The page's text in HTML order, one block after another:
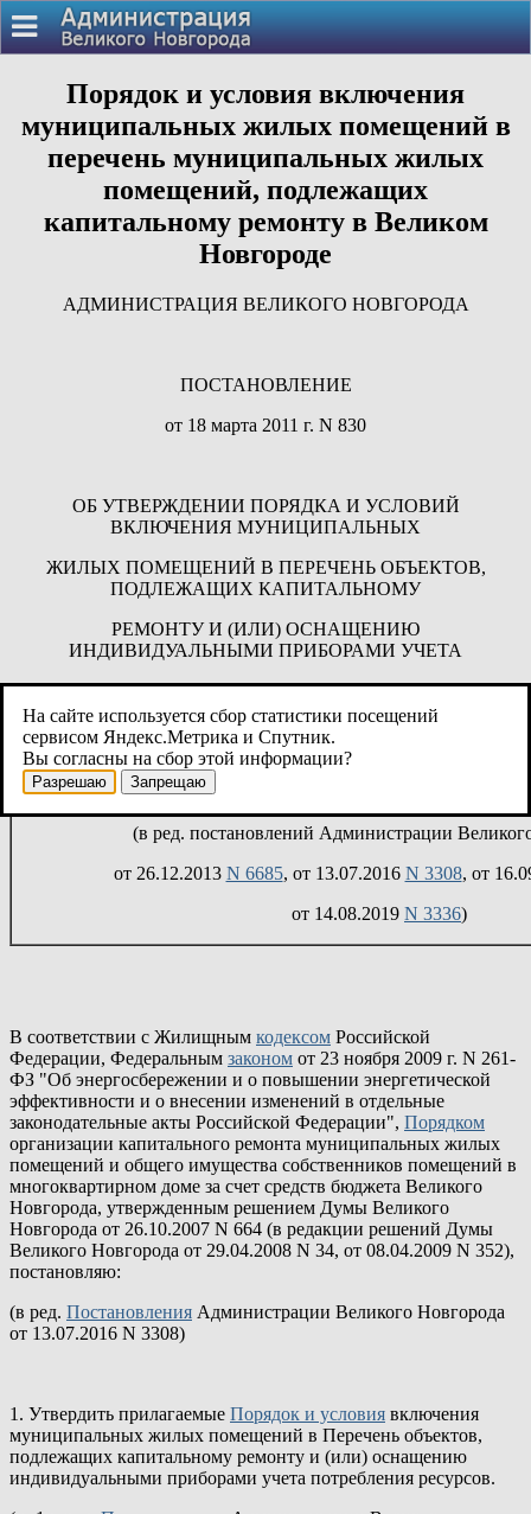
Порядок и условия включения
муниципальных жилых помещений в
перечень муниципальных жилых
помещений, подлежащих
капитальному ремонту в Великом
Новгороде
АДМИНИСТРАЦИЯ ВЕЛИКОГО НОВГОРОДА
ПОСТАНОВЛЕНИЕ
от 18 марта 2011 г. N 830
ОБ УТВЕРЖДЕНИИ ПОРЯДКА И УСЛОВИЙ
ВКЛЮЧЕНИЯ МУНИЦИПАЛЬНЫХ
ЖИЛЫХ ПОМЕЩЕНИЙ В ПЕРЕЧЕНЬ ОБЪЕКТОВ,
ПОДЛЕЖАЩИХ КАПИТАЛЬНОМУ
РЕМОНТУ И (ИЛИ) ОСНАЩЕНИЮ
ИНДИВИДУАЛЬНЫМИ ПРИБОРАМИ УЧЕТА
ПОТРЕБЛЕНИЯ РЕСУРСОВ
(в ред. постановлений Администрации
от 26.12.2013 N 6685, от 13.07.2016 N 3308, от
от 14.08.2019 N 3336)
В соответствии с Жилищным кодексом Российской
Федерации, Федеральным законом от 23 ноября 2009 г. N 261-
ФЗ "Об энергосбережении и о повышении энергетической
эффективности и о внесении изменений в отдельные
законодательные акты Российской Федерации", Порядком
организации капитального ремонта муниципальных жилых
помещений и общего имущества собственников помещений в
многоквартирном доме за счет средств бюджета Великого
Новгорода, утвержденным решением Думы Великого
Новгорода от 26.10.2007 N 664 (в редакции решений Думы
Великого Новгорода от 29.04.2008 N 34, от 08.04.2009 N 352),
постановляю:
(в ред. Постановления Администрации Великого Новгорода
от 13.07.2016 N 3308)
1. Утвердить прилагаемые Порядок и условия включения
муниципальных жилых помещений в Перечень объектов,
подлежащих капитальному ремонту и (или) оснащению
индивидуальными приборами учета потребления ресурсов.
На сайте используется сбор статистики посещений
сервисом Яндекс.Метрика и Спутник.
Вы согласны на сбор этой информации?
Разрешаю Запрещаю